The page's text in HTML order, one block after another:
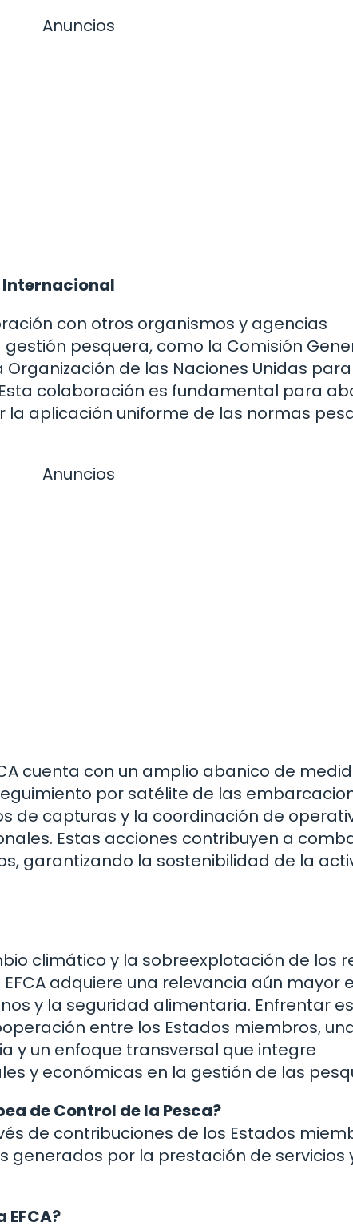
Anuncios
con otros organismos y agencias
pesquera, como la Comisión
de las Naciones Unidas
colaboración es fundamental para
aplicación uniforme de las normas
Anuncios
cuenta con un amplio abanico de
por satélite de las
de capturas y la coordinación de
Estas acciones contribuyen a
garantizando la sostenibilidad de la
climático y la sobreexplotación de los
adquiere una relevancia aún mayor
y la seguridad alimentaria. Enfrentar
entre los Estados miembros,
y un enfoque transversal que integre
y económicas en la gestión de las
de Control de la Pesca?
de contribuciones de los Estados
generados por la prestación de servicios